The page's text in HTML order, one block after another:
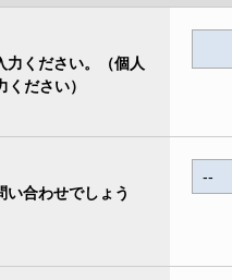
ください。（個人
ださい）
合わせでしょう